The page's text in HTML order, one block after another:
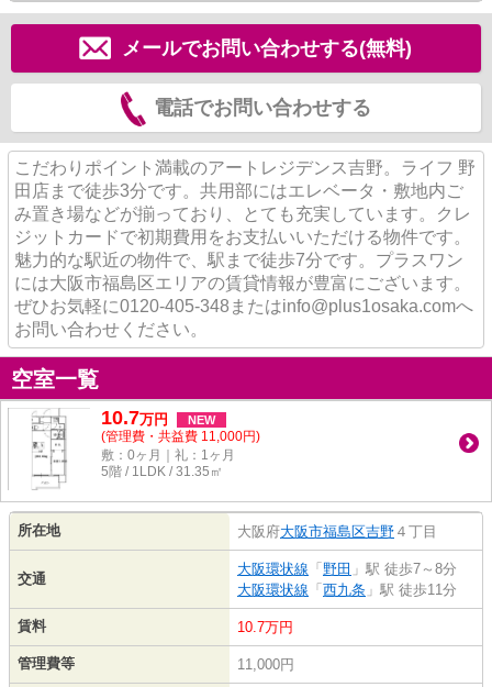
メールでお問い合わせする(無料)
電話でお問い合わせする
こだわりポイント満載のアートレジデンス吉野。ライフ 野
田店まで徒歩3分です。共用部にはエレベータ・敷地内ご
み置き場などが揃っており、とても充実しています。クレ
ジットカードで初期費用をお支払いいただける物件です。
魅力的な駅近の物件で、駅まで徒歩7分です。プラスワン
には大阪市福島区エリアの賃貸情報が豊富にございます。
ぜひお気軽に0120-405-348またはinfo@plus1osaka.comへ
お問い合わせください。
空室一覧
10.7万円 NEW
(管理費・共益費 11,000円)
敷：0ヶ月｜礼：1ヶ月
5階 / 1LDK / 31.35㎡
所在地 大阪府大阪市福島区吉野 ４丁目
交通
大阪環状線 「 野田 」駅 徒歩7～8分
大阪環状線 「 西九条 」駅 徒歩11分
賃料 10.7万円
管理費等 11,000円